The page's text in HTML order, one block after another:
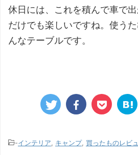
休日には、これを積んで車で
だけでも楽しいですね。使う
んなテーブルです。
-インテリア キャンプ, 買ったものレビ